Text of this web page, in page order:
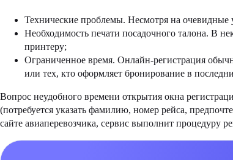
Технические проблемы. Несмотря на очевидные
Необходимость печати посадочного талона. В
принтеру;
Ограниченное время. Онлайн-регистрация
или тех, кто оформляет бронирование в
Вопрос неудобного времени открытия окна
(потребуется указать фамилию, номер рейса,
сайте авиаперевозчика, сервис выполнит процедуру